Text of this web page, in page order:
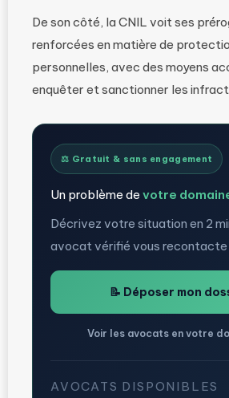
De son côté, la CNIL voit ses
renforcées en matière de
personnelles, avec des moyens
enquêter et sanctionner les
⚖️ Gratuit & sans engagement
Un problème de votre
Décrivez votre situation en 2
avocat vérifié vous
📝 Déposer mon
Voir les avocats en votre
AVOCATS DISPONIBLES